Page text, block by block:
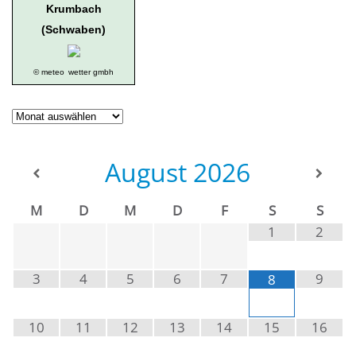
Krumbach
(Schwaben)
© meteo wetter gmbh
Geschichte
August 2026
M D M D F S
S
1
2
3 4 5 6 7 8 9
10 11 12 13 14 15 16